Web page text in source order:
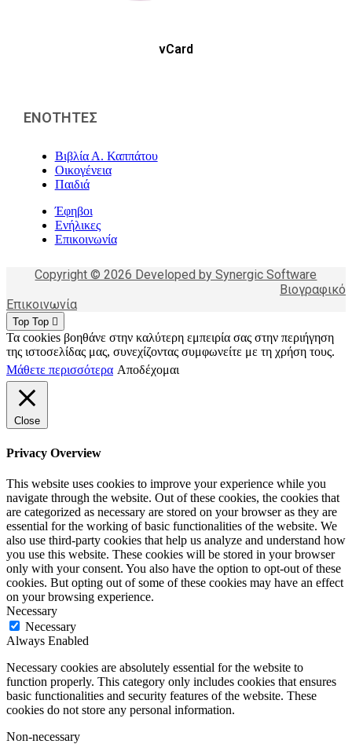
vCard
ΕΝΟΤΗΤΕΣ
Βιβλία Α. Καππάτου
Οικογένεια
Παιδιά
Έφηβοι
Ενήλικες
Επικοινωνία
Copyright © 2026 Developed by Synergic Software
Βιογραφικό
Επικοινωνία
Top Top
Τα cookies βοηθάνε στην καλύτερη εμπειρία σας στην περιήγηση
της ιστοσελίδας μας, συνεχίζοντας συμφωνείτε με τη χρήση τους.
Μάθετε περισσότερα Αποδέχομαι
Close
Privacy Overview
This website uses cookies to improve your experience while you
navigate through the website. Out of these cookies, the cookies that
are categorized as necessary are stored on your browser as they are
essential for the working of basic functionalities of the website. We
also use third-party cookies that help us analyze and understand how
you use this website. These cookies will be stored in your browser
only with your consent. You also have the option to opt-out of these
cookies. But opting out of some of these cookies may have an effect
on your browsing experience.
Necessary
Necessary
Always Enabled
Necessary cookies are absolutely essential for the website to
function properly. This category only includes cookies that ensures
basic functionalities and security features of the website. These
cookies do not store any personal information.
Non-necessary